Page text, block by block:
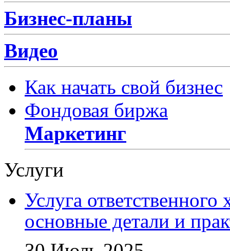
Бизнес-планы
Видео
Как начать свой бизнес
Фондовая биржа
Маркетинг
Услуги
Услуга
основные детали и